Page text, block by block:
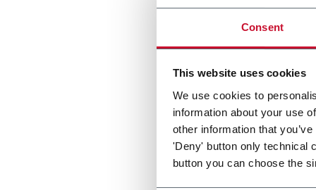
Consent
This website uses cookies
We use cookies to
information about your use
other information that
'Deny' button only technical
button you can choose the